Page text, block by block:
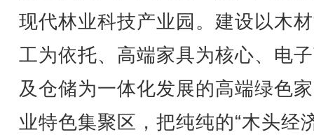
现代林业科技产业园。建设以木
工为依托、高端家具为核心、电
及仓储为一体化发展的高端绿色
业特色集聚区，把纯纯的“木头经